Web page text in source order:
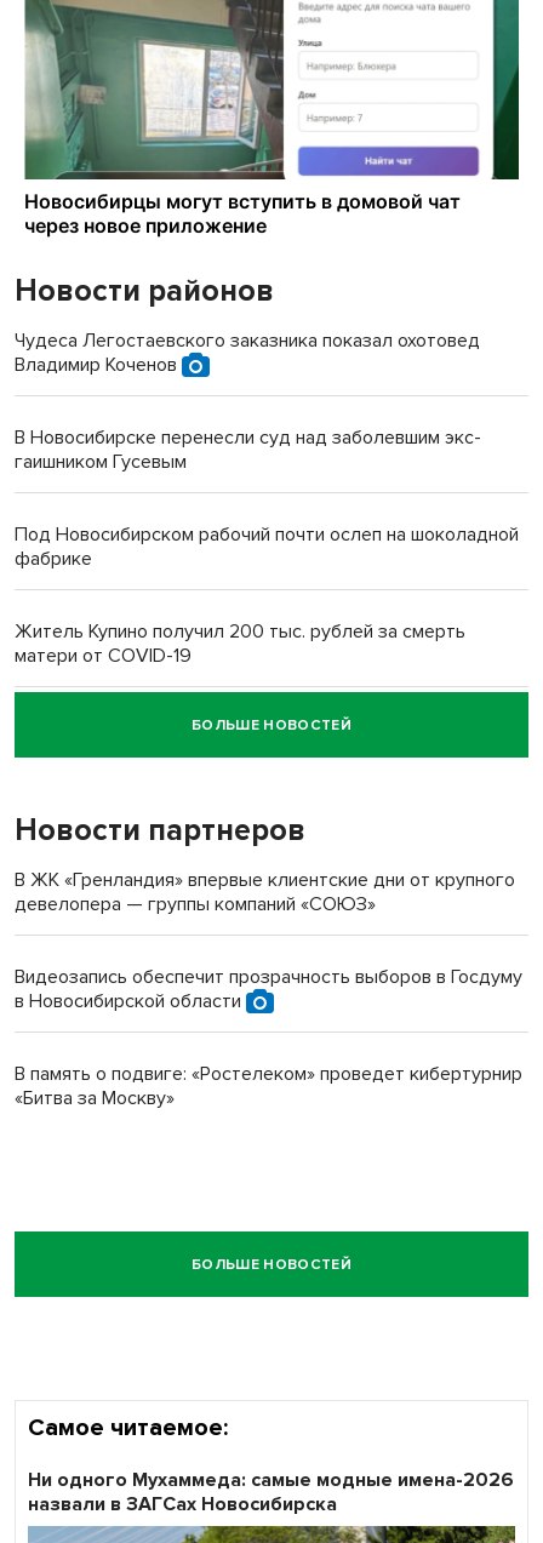
Новости районов
Чудеса Легостаевского заказника показал охотовед
Владимир Коченов
В Новосибирске перенесли суд над заболевшим экс-
гаишником Гусевым
Под Новосибирском рабочий почти ослеп на шоколадной
фабрике
Житель Купино получил 200 тыс. рублей за смерть
матери от COVID-19
Новосибирский суд наказал водителя за смерть
пенсионерки на вокзале
БОЛЬШЕ НОВОСТЕЙ
Новости партнеров
В ЖК «Гренландия» впервые клиентские дни от крупного
девелопера — группы компаний «СОЮЗ»
Видеозапись обеспечит прозрачность выборов в Госдуму
в Новосибирской области
В память о подвиге: «Ростелеком» проведет кибертурнир
«Битва за Москву»
БОЛЬШЕ НОВОСТЕЙ
Самое читаемое:
Ни одного Мухаммеда: самые модные имена-2026
назвали в ЗАГСах Новосибирска